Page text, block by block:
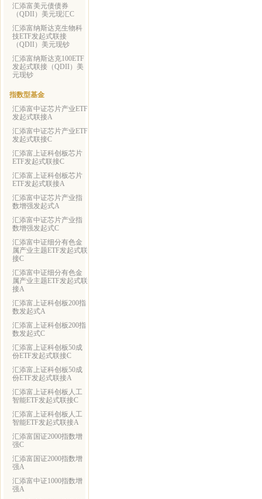
汇添富美元债债券
（QDII）美元现汇C
汇添富纳斯达克生物科
技ETF发起式联接
（QDII）美元现钞
汇添富纳斯达克100ETF
发起式联接（QDII）美
元现钞
指数型基金
汇添富中证芯片产业ETF
发起式联接A
汇添富中证芯片产业ETF
发起式联接C
汇添富上证科创板芯片
ETF发起式联接C
汇添富上证科创板芯片
ETF发起式联接A
汇添富中证芯片产业指
数增强发起式A
汇添富中证芯片产业指
数增强发起式C
汇添富中证细分有色金
属产业主题ETF发起式联
接C
汇添富中证细分有色金
属产业主题ETF发起式联
接A
汇添富上证科创板200指
数发起式A
汇添富上证科创板200指
数发起式C
汇添富上证科创板50成
份ETF发起式联接C
汇添富上证科创板50成
份ETF发起式联接A
汇添富上证科创板人工
智能ETF发起式联接C
汇添富上证科创板人工
智能ETF发起式联接A
汇添富国证2000指数增
强C
汇添富国证2000指数增
强A
汇添富中证1000指数增
强A